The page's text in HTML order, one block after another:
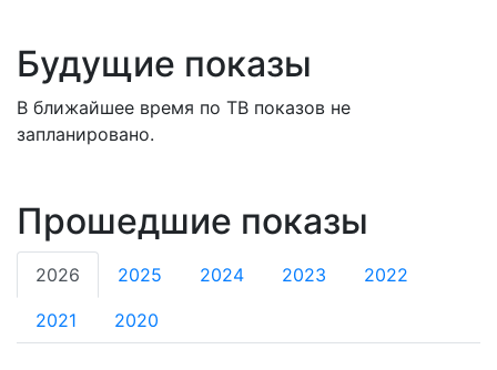
Будущие показы
В ближайшее время по ТВ показов не
запланировано.
Прошедшие показы
2026 2025 2024 2023 2022
2021 2020